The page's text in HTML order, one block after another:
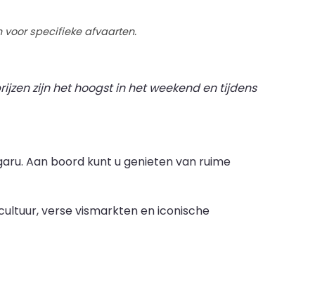
specifieke afvaarten.
zijn het hoogst in het weekend en tijdens
Aan boord kunt u genieten van ruime
verse vismarkten en iconische